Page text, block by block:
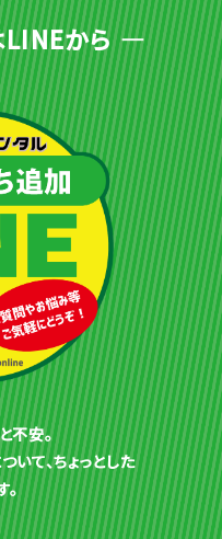
から
不安。
いて、ちょっとした